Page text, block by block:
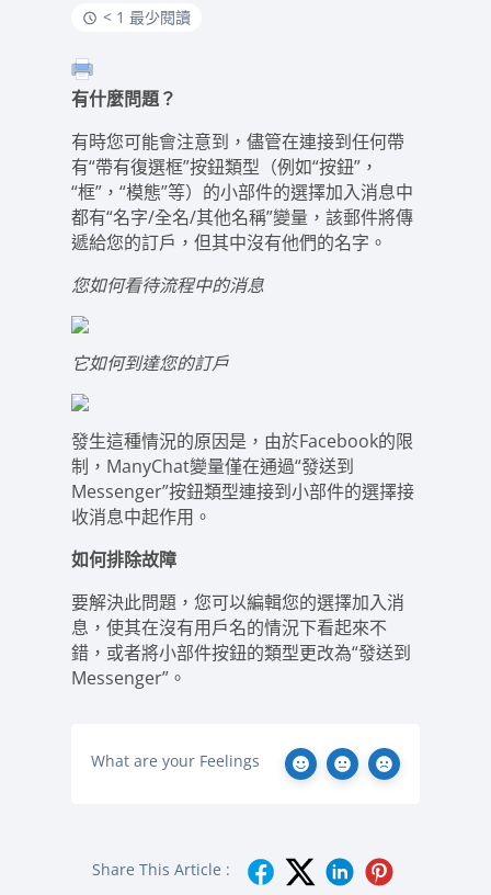
< 1 最少閱讀
有什麼問題？
有時您可能會注意到，儘管在連接到任何帶
有“帶有復選框”按鈕類型（例如“按鈕”，
“框”，“模態”等）的小部件的選擇加入消息中
都有“名字/全名/其他名稱”變量，該郵件將傳
遞給您的訂戶，但其中沒有他們的名字。
您如何看待流程中的消息
它如何到達您的訂戶
發生這種情況的原因是，由於Facebook的限
制，ManyChat變量僅在通過“發送到
Messenger”按鈕類型連接到小部件的選擇接
收消息中起作用。
如何排除故障
要解決此問題，您可以編輯您的選擇加入消
息，使其在沒有用戶名的情況下看起來不
錯，或者將小部件按鈕的類型更改為“發送到
Messenger”。
What are your Feelings
Share This Article :